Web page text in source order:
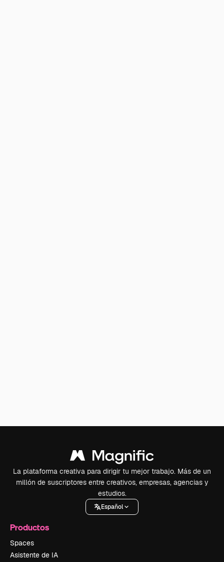
La plataforma creativa para dirigir tu mejor trabajo. Más de un
millón de suscriptores entre creativos, empresas, agencias y
estudios.
Español
Productos
Spaces
Asistente de IA